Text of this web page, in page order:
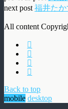
next post 福井た
All content
Back to top
mobile desktop